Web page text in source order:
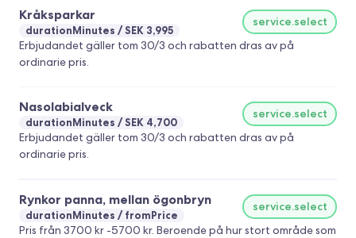
Kråksparkar
durationMinutes SEK 3,995
service.select
Erbjudandet gäller tom 30/3 och rabatten dras av på
ordinarie pris.
Nasolabialveck
durationMinutes SEK 4,700
service.select
Erbjudandet gäller tom 30/3 och rabatten dras av på
ordinarie pris.
Rynkor panna, mellan ögonbryn
durationMinutes fromPrice
service.select
Pris från 3700 kr -5700 kr. Beroende på hur stort område som